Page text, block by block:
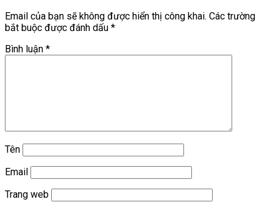
Email của bạn sẽ không được hiển thị công khai. Các trường
bắt buộc được đánh dấu *
Bình luận *
Tên
Email
Trang web